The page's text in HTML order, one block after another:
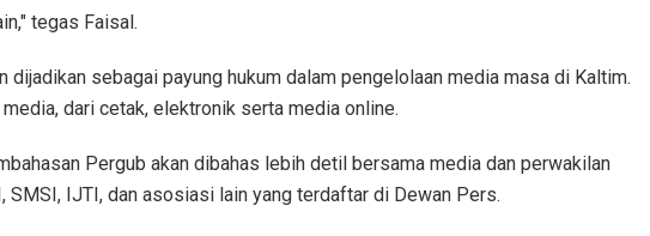
tegas Faisal.
dijadikan sebagai payung hukum dalam pengelolaan media masa di Kaltim.
dari cetak, elektronik serta media online.
Pergub akan dibahas lebih detil bersama media dan perwakilan
IJTI, dan asosiasi lain yang terdaftar di Dewan Pers.